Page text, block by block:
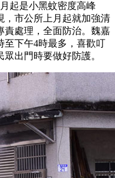
起是小黑蚊密度高峰
，市公所上月起就加強清
責處理，全面防治。魏嘉
至下午4時最多，喜歡叮
出門時要做好防護。